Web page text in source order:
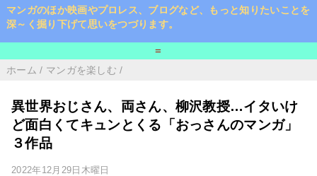
マンガのほか映画やプロレス、ブログなど、もっと知りたいことを
深～く掘り下げて思いをつづります。
=
ホーム / マンガを楽しむ /
異世界おじさん、両さん、柳沢教授…イタいけ
ど面白くてキュンとくる「おっさんのマンガ」
３作品
2022年12月29日木曜日